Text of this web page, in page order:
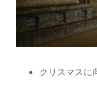
クリスマスに